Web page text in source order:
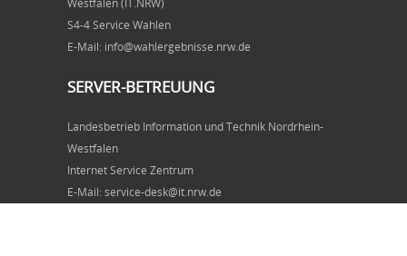
Westfalen (IT.NRW)
S4-4 Service Wahlen
E-Mail: info@wahlergebnisse.nrw.de
SERVER-BETREUUNG
Landesbetrieb Information und Technik Nordrhein-
Westfalen
Internet Service Zentrum
E-Mail: service-desk@it.nrw.de